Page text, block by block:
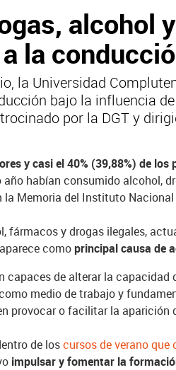
alcohol
la
la Universidad
bajo la influencia
por la DGT y
y casi el 40% (39,88%) de
año habían consumido alcohol,
la Memoria del Instituto
fármacos y drogas ilegales,
comoprincipal causa de
capaces de alterar la capacidad
medio de trabajo y
provocar o facilitar la aparición
de loscursos de verano que
impulsar y fomentar la